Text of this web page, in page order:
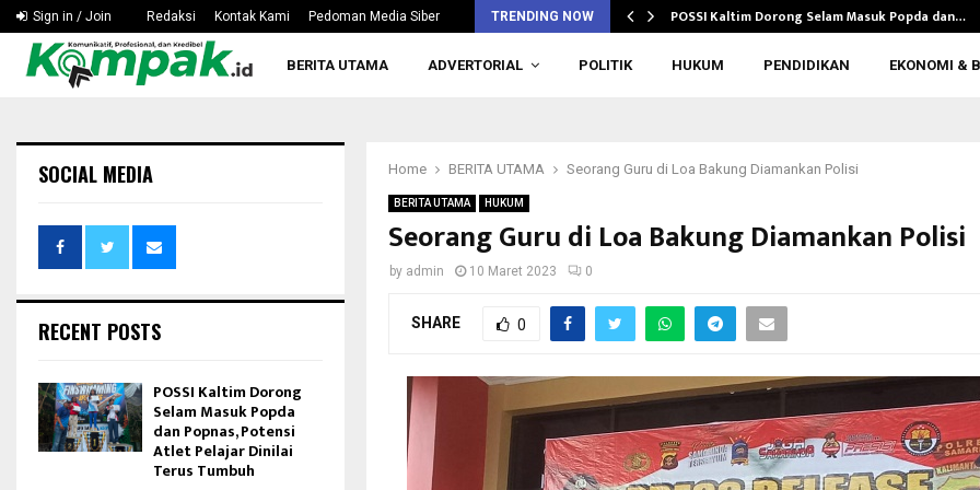
Sign in / Join Redaksi Kontak Kami Pedoman Media Siber TRENDING NOW
Silaturahmi ke Rusdiansyah Aras, KONI Kaltim Bahas… POSSI Kaltim Dorong Selam Masuk Popda dan…
BERITA UTAMA ADVERTORIAL POLITIK HUKUM PENDIDIKAN EKONOMI &
Home BERITA UTAMA Seorang Guru di Loa Bakung Diamankan Polisi
BERITA UTAMA HUKUM
Seorang Guru di Loa Bakung Diamankan Polisi
by admin 10 Maret 2023 0
SHARE 0
SOCIAL MEDIA
RECENT POSTS
POSSI Kaltim Dorong
Selam Masuk Popda
dan Popnas, Potensi
Atlet Pelajar Dinilai
Terus Tumbuh